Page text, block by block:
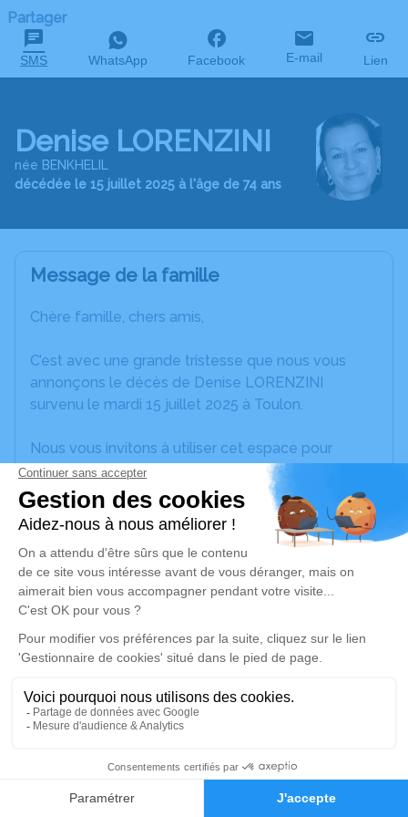
Faire-part Hommages
Partager
SMS WhatsApp Facebook E-mail Lien
Denise LORENZINI
née BENKHELIL
décédée le 15 juillet 2025 à l'âge de 74 ans
Message de la famille
Chère famille, chers amis,
C’est avec une grande tristesse que nous vous
annonçons le décès de Denise LORENZINI
survenu le mardi 15 juillet 2025 à Toulon.
Nous vous invitons à utiliser cet espace pour
laisser vos condoléances, partager des photos
souvenirs, une anecdote ou exprimer vos pensées
à travers des poèmes ou des textes. Cet endroit
est un lieu d'expression dédié à honorer la
mémoire de Denise LORENZINI.
Cérémonie civile
mercredi 23 juillet 2025 à 12h15
Crématorium de Cuers
39 Rue du Souvenir Français
Je rends hommage